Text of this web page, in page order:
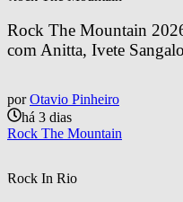
Rock The Mountain
com Anitta, Ivete
por Otavio Pinheiro
há 3 dias
Rock The Mountain
Rock In Rio